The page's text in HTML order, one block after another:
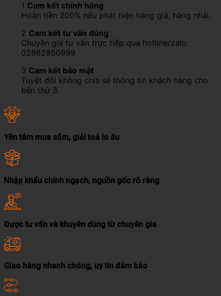
1 Cam kết chính hãng
Hoàn tiền 200% nếu phát hiện hàng giả, hàng nhái.
2 Cam kết tư vấn đúng
Chuyên gia tư vấn trực tiếp qua hotline/zalo:
02862850999
3 Cam kết bảo mật
Tuyệt đối không chia sẻ thông tin khách hàng cho
bên thứ 3.
Yên tâm mua sắm, giải toả lo âu
Nhập khẩu chính ngạch, nguồn gốc rõ ràng
Được tư vấn và khuyên dùng từ chuyên gia
Giao hàng nhanh chóng, uy tín đảm bảo